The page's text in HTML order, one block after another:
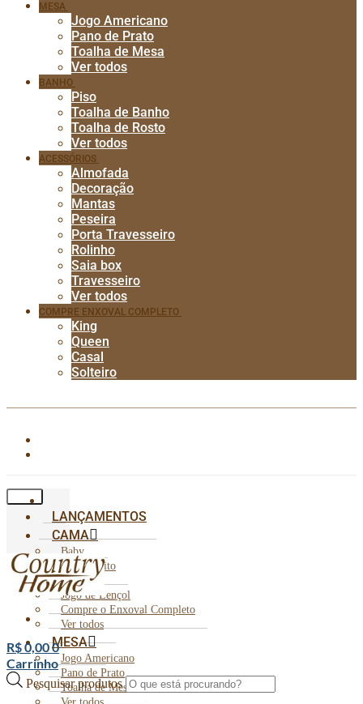
MESA
Jogo Americano
Pano de Prato
Toalha de Mesa
Ver todos
BANHO
Piso
Toalha de Banho
Toalha de Rosto
Ver todos
ACESSÓRIOS
Almofada
Decoração
Mantas
Peseira
Porta Travesseiro
Rolinho
Saia box
Travesseiro
Ver todos
COMPRE ENXOVAL COMPLETO
King
Queen
Casal
Solteiro
LANÇAMENTOS
CAMA
Baby
Cobre Leito
Edredom
Jogo de Lençol
Compre o Enxoval Completo
Ver todos
MESA
Jogo Americano
Pano de Prato
Toalha de Mesa
R$0,000
Carrinho
Pesquisar produtos